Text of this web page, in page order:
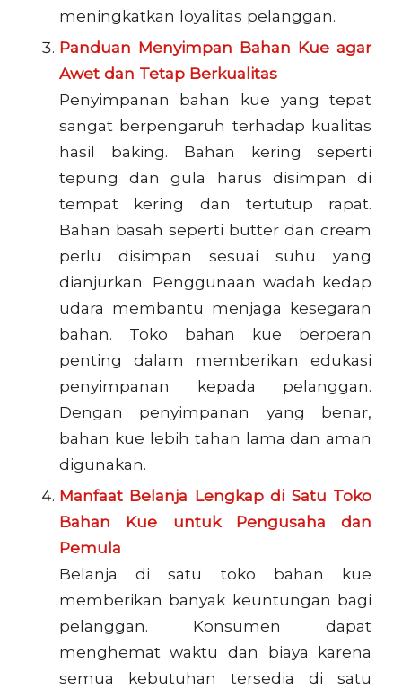
meningkatkan loyalitas pelanggan.
Panduan Menyimpan Bahan Kue agar
Awet dan Tetap Berkualitas
Penyimpanan bahan kue yang tepat
sangat berpengaruh terhadap kualitas
hasil baking. Bahan kering seperti
tepung dan gula harus disimpan di
tempat kering dan tertutup rapat.
Bahan basah seperti butter dan cream
perlu disimpan sesuai suhu yang
dianjurkan. Penggunaan wadah kedap
udara membantu menjaga kesegaran
bahan. Toko bahan kue berperan
penting dalam memberikan edukasi
penyimpanan kepada pelanggan.
Dengan penyimpanan yang benar,
bahan kue lebih tahan lama dan aman
digunakan.
Manfaat Belanja Lengkap di Satu Toko
Bahan Kue untuk Pengusaha dan
Pemula
Belanja di satu toko bahan kue
memberikan banyak keuntungan bagi
pelanggan. Konsumen dapat
menghemat waktu dan biaya karena
semua kebutuhan tersedia di satu